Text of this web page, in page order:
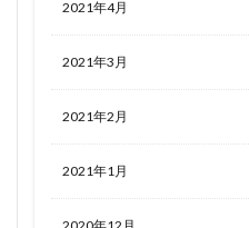
2021年4月
2021年3月
2021年2月
2021年1月